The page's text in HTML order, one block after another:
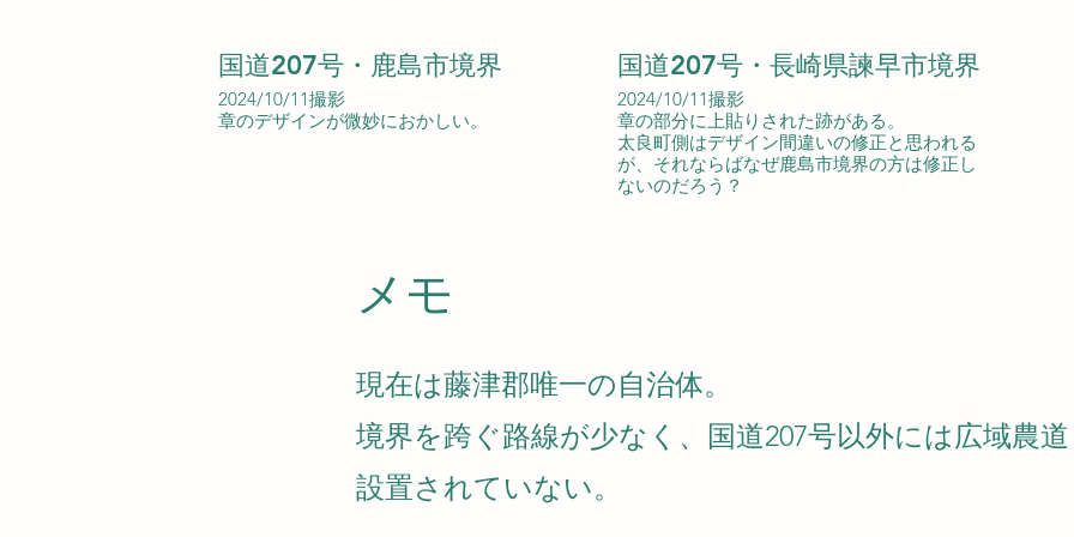
国道207号・鹿島市境界
2024/10/11撮影
章のデザインが微妙におかしい。
国道207号・長崎県諫早市境界
2024/10/11撮影
章の部分に上貼りされた跡がある。
太良町側はデザイン間違いの修正と思われる
が、それならばなぜ鹿島市境界の方は修正し
ないのだろう？
​メモ
現在は藤津郡唯一の自治体。
境界を跨ぐ路線が少なく、国道207号以外には広域農
設置されていない。